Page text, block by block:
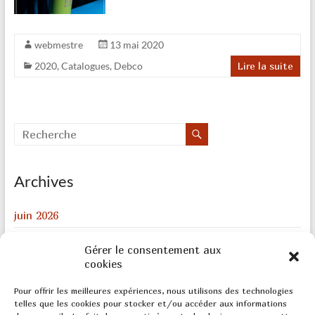
Gérer le consentement aux
cookies
Pour offrir les meilleures expériences, nous utilisons des technologies
telles que les cookies pour stocker et/ou accéder aux informations
webmestre
13 mai 2020
2020, Catalogues, Debco Lire la suite
Archives
juin 2026
décembre 2023
février 2022